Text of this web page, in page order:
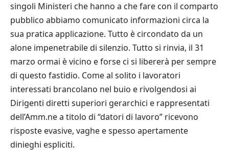
singoli Ministeri che hanno a che fare con il comparto
pubblico abbiamo comunicato informazioni circa la
sua pratica applicazione. Tutto è circondato da un
alone impenetrabile di silenzio. Tutto si rinvia, il 31
marzo ormai è vicino e forse ci si libererà per sempre
di questo fastidio. Come al solito i lavoratori
interessati brancolano nel buio e rivolgendosi ai
Dirigenti diretti superiori gerarchici e rappresentati
dell’Amm.ne a titolo di “datori di lavoro” ricevono
risposte evasive, vaghe e spesso apertamente
dinieghi espliciti.